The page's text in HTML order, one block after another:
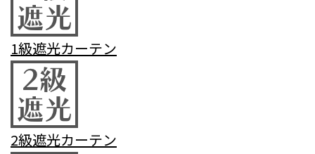
1級遮光カーテン
2級遮光カーテン